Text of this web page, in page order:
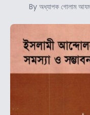
By অধ্যাপক গোলাম আযম